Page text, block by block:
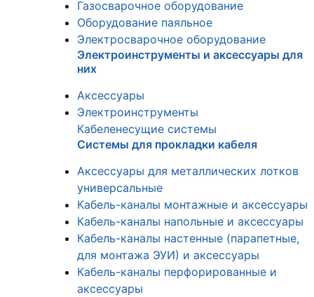
Газосварочное оборудование
Оборудование паяльное
Электросварочное оборудование
Электроинструменты и аксессуары для
них
Аксессуары
Электроинструменты
Кабеленесущие системы
Системы для прокладки кабеля
Аксессуары для металлических лотков
универсальные
Кабель-каналы монтажные и аксессуары
Кабель-каналы напольные и аксессуары
Кабель-каналы настенные (парапетные,
для монтажа ЭУИ) и аксессуары
Кабель-каналы перфорированные и
аксессуары